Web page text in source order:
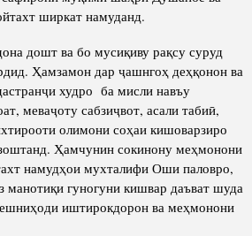
ширкат намуданд.
дошт ва бо мусиқиву рақсу суруд
Ҳамзамон дар ҷашнгоҳ деҳқонон ва
худро ба мисли навъу
меваҷоту сабзиҷвот, асали табиӣ,
олимони соҳаи кишоварзиро
Ҳамчунин сокинону меҳмонони
намудҳои мухталифи Оши паловро,
гуногуни кишвар даъват шуда
иштирокдорон ва меҳмонони